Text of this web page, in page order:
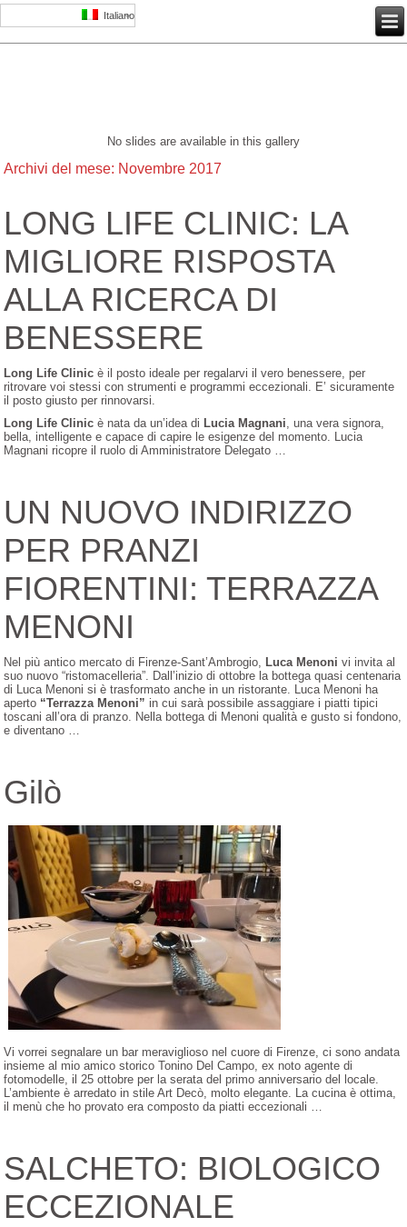
Italiano
No slides are available in this gallery
Archivi del mese: Novembre 2017
LONG LIFE CLINIC: LA
MIGLIORE RISPOSTA
ALLA RICERCA DI
BENESSERE
Long Life Clinic è il posto ideale per regalarvi il vero benessere, per
ritrovare voi stessi con strumenti e programmi eccezionali. E’ sicuramente
il posto giusto per rinnovarsi.
Long Life Clinicè nata da un’idea di Lucia Magnani, una vera signora,
bella, intelligente e capace di capire le esigenze del momento. Lucia
Magnani ricopre il ruolo di Amministratore Delegato …
UN NUOVO INDIRIZZO
PER PRANZI
FIORENTINI: TERRAZZA
MENONI
Nel più antico mercato di Firenze-Sant’Ambrogio, Luca Menoni vi invita al
suo nuovo “ristomacelleria”. Dall’inizio di ottobre la bottega quasi centenaria
di Luca Menoni si è trasformato anche in un ristorante. Luca Menoni ha
aperto “Terrazza Menoni” in cui sarà possibile assaggiare i piatti tipici
toscani all’ora di pranzo. Nella bottega di Menoni qualità e gusto si fondono,
e diventano …
Gilò
Vi vorrei segnalare un bar meraviglioso nel cuore di Firenze, ci sono andata
insieme al mio amico storico Tonino Del Campo, ex noto agente di
fotomodelle, il 25 ottobre per la serata del primo anniversario del locale.
L’ambiente è arredato in stile Art Decò, molto elegante. La cucina è ottima,
il menù che ho provato era composto da piatti eccezionali …
SALCHETO: BIOLOGICO
ECCEZIONALE